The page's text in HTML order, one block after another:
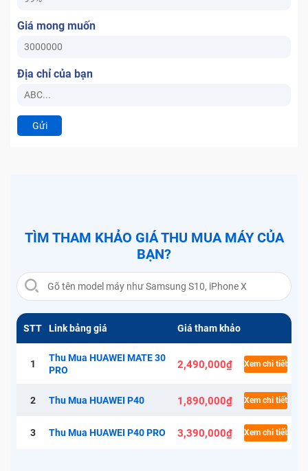
Giá mong muốn
Địa chỉ của bạn
Gửi
TÌM THAM KHẢO GIÁ THU MUA MÁY CỦA
BẠN?
STT Link bảng giá Giá tham khảo
1
Thu Mua HUAWEI MATE 30
PRO
2,490,000₫ Xem chi tiết
2 Thu Mua HUAWEI P40 1,890,000₫ Xem chi tiết
3 Thu Mua HUAWEI P40 PRO 3,390,000₫ Xem chi tiết